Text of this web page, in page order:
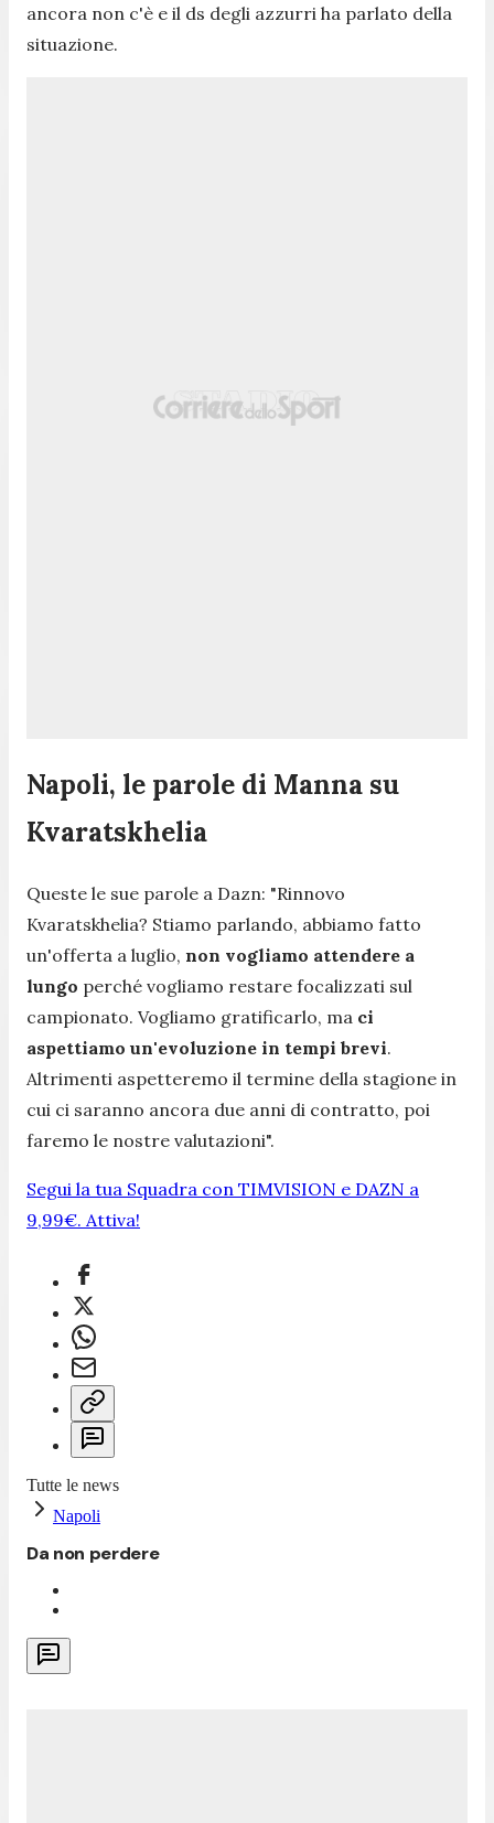
ancora non c'è e il ds degli azzurri ha parlato della
situazione.
Napoli, le parole di Manna su
Kvaratskhelia
Queste le sue parole a Dazn: "Rinnovo
Kvaratskhelia? Stiamo parlando, abbiamo fatto
un'offerta a luglio, non vogliamo attendere a
lungo perché vogliamo restare focalizzati sul
campionato. Vogliamo gratificarlo, ma ci
aspettiamo un'evoluzione in tempi brevi.
Altrimenti aspetteremo il termine della stagione in
cui ci saranno ancora due anni di contratto, poi
faremo le nostre valutazioni".
Segui la tua Squadra con TIMVISION e DAZN a
9,99€. Attiva!
Tutte le news
Napoli
Da non perdere